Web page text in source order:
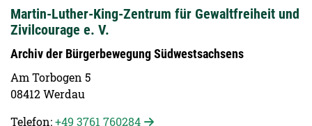
Martin-Luther-King-Zentrum für Gewaltfreiheit und
Zivilcourage e. V.
Archiv der Bürgerbewegung Südwestsachsens
Am Torbogen 5
08412 Werdau
Telefon:+49 3761 760284